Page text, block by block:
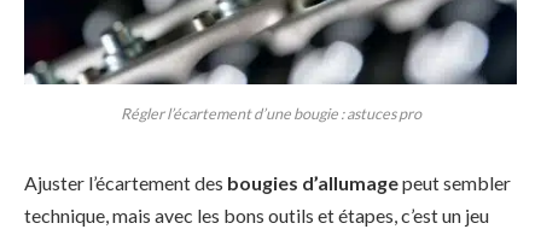
Régler l’écartement d’une bougie : astuces pro
Ajuster l’écartement des bougies d’allumagepeut sembler
technique, mais avec les bons outils et étapes, c’est un jeu